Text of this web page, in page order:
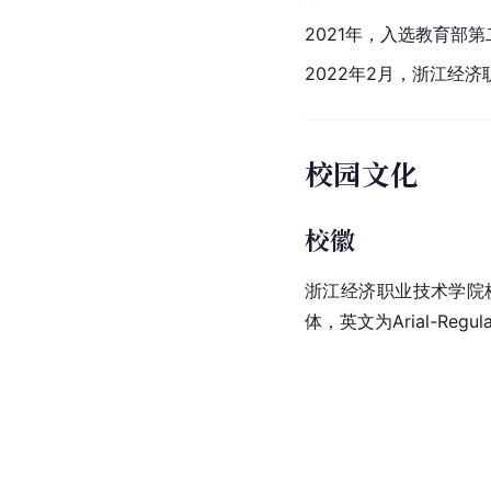
2021年，入选教育部第
2022年2月，浙江经济
校园文化
校徽
浙江经济职业技术学
体，英文为Arial-